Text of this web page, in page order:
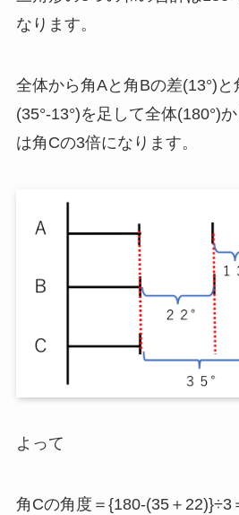
なります。
全体から角Aと角Bの差(13°)
(35°-13°)を足して全体(180°)
は角Cの3倍になります。
よって
角Cの角度＝{180-(35＋22)}÷3